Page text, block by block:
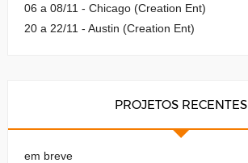
06 a 08/11 - Chicago (Creation Ent)
20 a 22/11 - Austin (Creation Ent)
PROJETOS RECENTES
em breve